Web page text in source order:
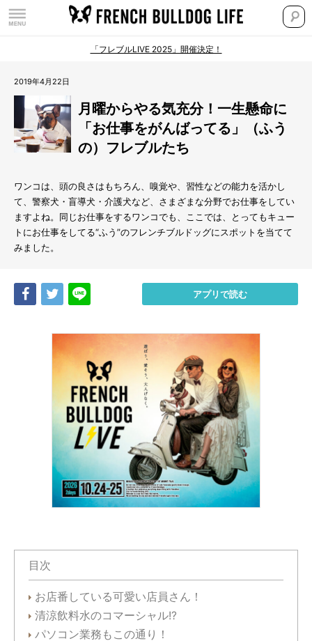
「フレブルLIVE 2025」開催決定！
2019年4月22日
月曜からやる気充分！一生懸命に
「お仕事をがんばってる」（ふう
の）フレブルたち
ワンコは、頭の良さはもちろん、嗅覚や、習性などの能力を活かし
て、警察犬・盲導犬・介護犬など、さまざまな分野でお仕事をしてい
ますよね。同じお仕事をするワンコでも、ここでは、とってもキュー
トにお仕事をしてる“ふう”のフレンチブルドッグにスポットを当てて
みました。
Share Tweet アプリで読む
目次
お店番している可愛い店員さん！
清涼飲料水のコマーシャル!?
パソコン業務もこの通り！